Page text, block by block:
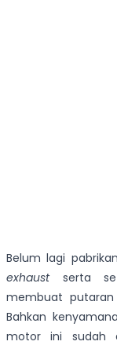
Belum lagi
exhaustserta
membuat
Bahkan
motor ini sudah